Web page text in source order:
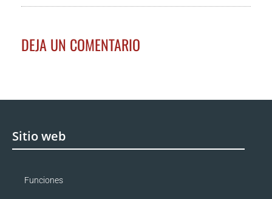
DEJA UN COMENTARIO
Sitio web
Funciones